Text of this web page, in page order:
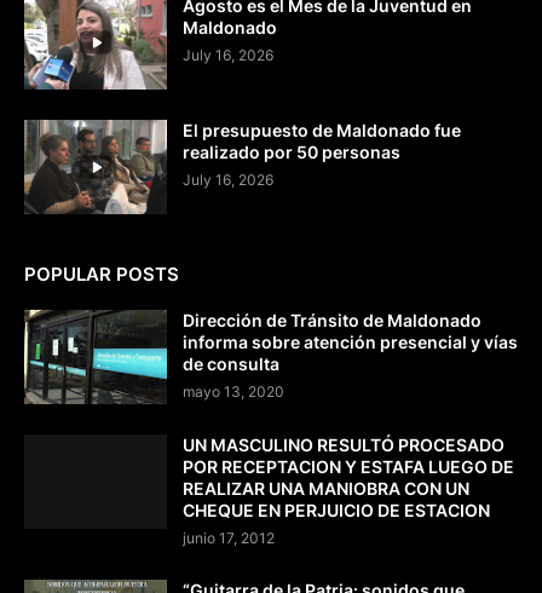
Agosto es el Mes de la Juventud en
Maldonado
July 16, 2026
El presupuesto de Maldonado fue
realizado por 50 personas
July 16, 2026
POPULAR POSTS
Dirección de Tránsito de Maldonado
informa sobre atención presencial y vías
de consulta
mayo 13, 2020
UN MASCULINO RESULTÓ PROCESADO
POR RECEPTACION Y ESTAFA LUEGO DE
REALIZAR UNA MANIOBRA CON UN
CHEQUE EN PERJUICIO DE ESTACION
junio 17, 2012